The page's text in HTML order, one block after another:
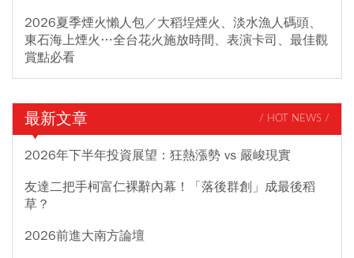
2026夏季煙火懶人包／大稻埕煙火、淡水漁人碼頭、
東石海上煙火…全台花火施放時間、表演卡司、最佳觀
賞點必看
最新文章 / HOT NEWS /
2026年下半年投資展望：狂熱漲勢 vs 嚴峻現實
友達二把手柯富仁裸辭內幕！「落後群創」成最後稻
草？
2026前進大南方論壇